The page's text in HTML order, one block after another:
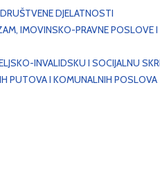
DJELATNOSTI
IMOVINSKO-PRAVNE POSLOVE I
INVALIDSKU I SOCIJALNU
PUTOVA I KOMUNALNIH POSLOVA